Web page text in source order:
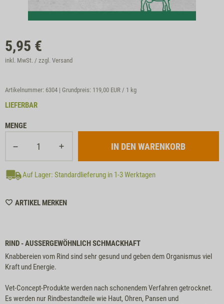
5,95 €
inkl. MwSt. / zzgl. Versand
Artikelnummer: 6304 | Grundpreis: 119,00 EUR / 1 kg
LIEFERBAR
MENGE
Auf Lager: Standardlieferung in 1-3 Werktagen
ARTIKEL MERKENWISHLIST
RIND - AUSSERGEWÖHNLICH SCHMACKHAFT
Knabbereien vom Rind sind sehr gesund und geben dem Organismus viel
Kraft und Energie.
Vet-Concept-Produkte werden nach schonendem Verfahren getrocknet.
Es werden nur Rindbestandteile wie Haut, Ohren, Pansen und